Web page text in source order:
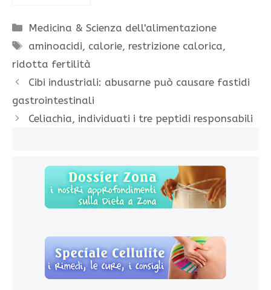
Categorie
Medicina & Scienza dell'alimentazione
Tag
aminoacidi, calorie, restrizione calorica,
ridotta fertilità
Cibi industriali: abusarne può causare fastidi
gastrointestinali
Celiachia, individuati i tre peptidi responsabili